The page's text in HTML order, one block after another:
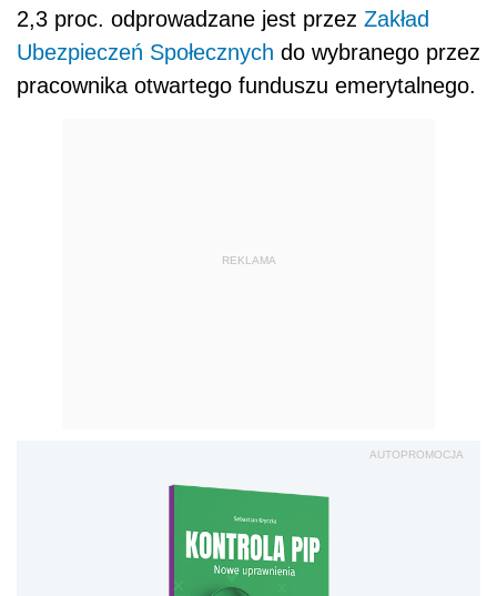
2,3 proc. odprowadzane jest przez Zakład
Ubezpieczeń Społecznych do wybranego przez
pracownika otwartego funduszu emerytalnego.
REKLAMA
AUTOPROMOCJA